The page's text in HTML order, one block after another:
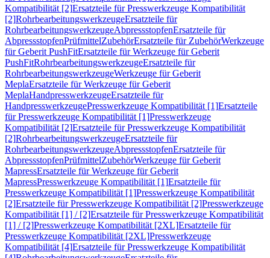
Kompatibilität [2]Ersatzteile für Presswerkzeuge Kompatibilität
[2]RohrbearbeitungswerkzeugeErsatzteile für
RohrbearbeitungswerkzeugeAbpressstopfenErsatzteile für
AbpressstopfenPrüfmittelZubehörErsatzteile für ZubehörWerkzeuge
für Geberit PushFitErsatzteile für Werkzeuge für Geberit
PushFitRohrbearbeitungswerkzeugeErsatzteile für
RohrbearbeitungswerkzeugeWerkzeuge für Geberit
MeplaErsatzteile für Werkzeuge für Geberit
MeplaHandpresswerkzeugeErsatzteile für
HandpresswerkzeugePresswerkzeuge Kompatibilität [1]Ersatzteile
für Presswerkzeuge Kompatibilität [1]Presswerkzeuge
Kompatibilität [2]Ersatzteile für Presswerkzeuge Kompatibilität
[2]RohrbearbeitungswerkzeugeErsatzteile für
RohrbearbeitungswerkzeugeAbpressstopfenErsatzteile für
AbpressstopfenPrüfmittelZubehörWerkzeuge für Geberit
MapressErsatzteile für Werkzeuge für Geberit
MapressPresswerkzeuge Kompatibilität [1]Ersatzteile für
Presswerkzeuge Kompatibilität [1]Presswerkzeuge Kompatibilität
[2]Ersatzteile für Presswerkzeuge Kompatibilität [2]Presswerkzeuge
Kompatibilität [1] / [2]Ersatzteile für Presswerkzeuge Kompatibilität
[1] / [2]Presswerkzeuge Kompatibilität [2XL]Ersatzteile für
Presswerkzeuge Kompatibilität [2XL]Presswerkzeuge
Kompatibilität [4]Ersatzteile für Presswerkzeuge Kompatibilität